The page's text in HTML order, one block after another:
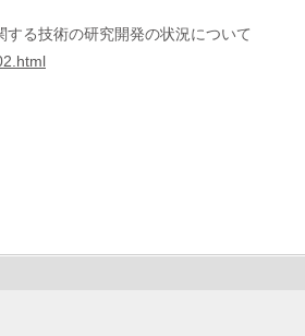
る技術の研究開発の状況について